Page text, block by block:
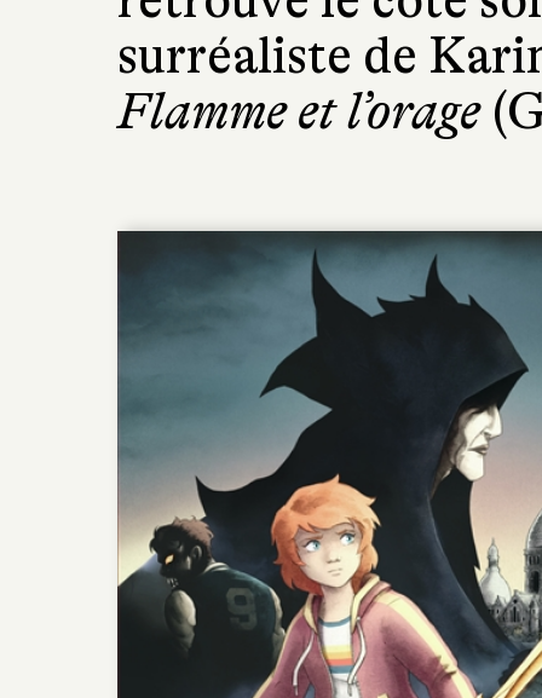
surréaliste de
Flamme et l’orage